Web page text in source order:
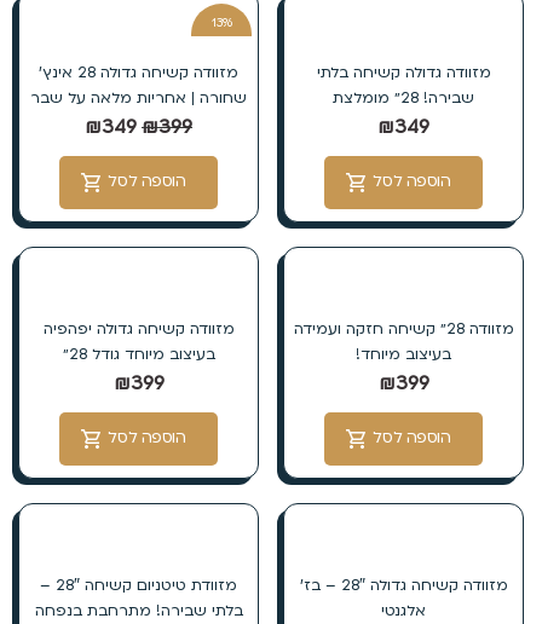
מזוודה גדולה קשיחה בלתי
שבירה! 28״ מומלצת
₪349
הוספה לסל
13%
מזוודה קשיחה גדולה 28 אינץ’
שחורה | אחריות מלאה על שבר
₪399
₪349
הוספה לסל
מזוודה 28״ קשיחה חזקה ועמידה
בעיצוב מיוחד!
₪399
הוספה לסל
מזוודה קשיחה גדולה יפהפיה
בעיצוב מיוחד גודל 28״
₪399
הוספה לסל
מזוודה קשיחה גדולה 28″ – בז’
אלגנטי
מזוודת טיטניום קשיחה 28″ –
בלתי שבירה! מתרחבת בנפחה